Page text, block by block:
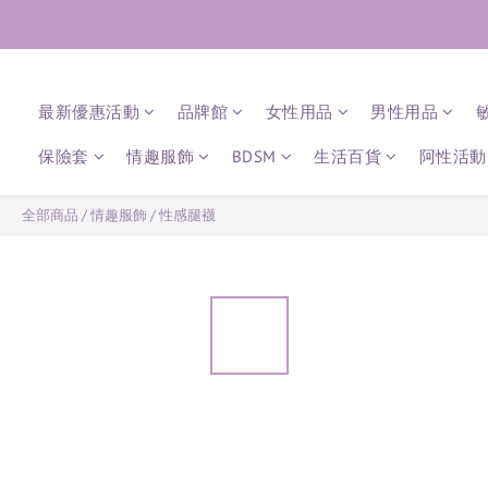
最新優惠活動 品牌館 女性用品 男性用品
保險套 情趣服飾 BDSM 生活百貨 阿性活
全部商品 /情趣服飾 /性感腿襪